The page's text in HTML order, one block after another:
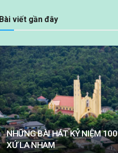
Bài viết gần đây
NHỮNG BÀI HÁT KỶ NIỆM
XỨ LA NHAM